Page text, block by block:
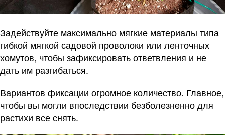
Задействуйте максимально мягкие материалы типа
гибкой мягкой садовой проволоки или ленточных
хомутов, чтобы зафиксировать ответвления и не
дать им разгибаться.
Вариантов фиксации огромное количество. Главное,
чтобы вы могли впоследствии безболезненно для
растихи все снять.